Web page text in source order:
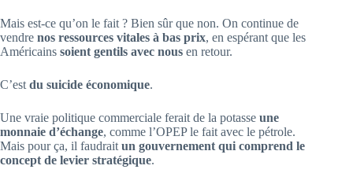
Mais est-ce qu’on le fait ? Bien sûr que non. On continue de
vendre nos ressources vitales à bas prix, en espérant que les
Américains soient gentils avec nous en retour.
C’est du suicide économique.
Une vraie politique commerciale ferait de la potasse une
monnaie d’échange, comme l’OPEP le fait avec le pétrole.
Mais pour ça, il faudrait un gouvernement qui comprend le
concept de levier stratégique.